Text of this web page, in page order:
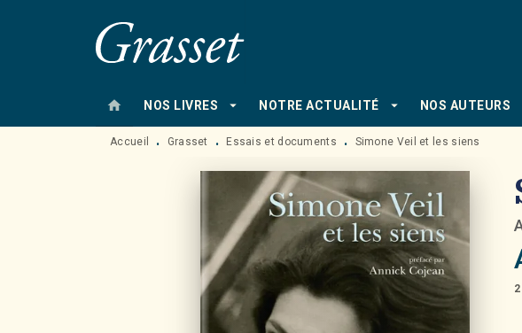
MENU RECHERCHE
home NOS LIVRES arrow_drop_down NOTRE ACTUALITÉ arrow_drop_down NOS AUTEURS
Accueil • Grasset • Essais et documents • Simone Veil et les siens